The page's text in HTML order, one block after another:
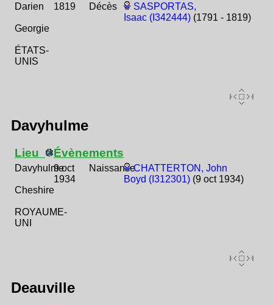
Darien
Georgie
ÉTATS-
UNIS
1819 Décès
SASPORTAS,
Isaac (I342444) (1791 - 1819)
Davyhulme
Lieu
Davyhulme
Cheshire
ROYAUME-
UNI
Évènements
9 oct
1934
NaissanceCHATTERTON, John
Boyd (I312301) (9 oct 1934)
Deauville